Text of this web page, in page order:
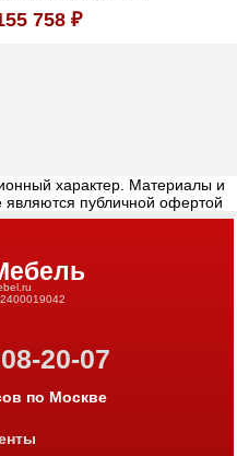
758 ₽
характер. Материалы и
публичной офертой
20-07
по Москве